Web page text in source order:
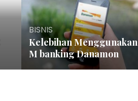
BISNIS
Kelebihan Menggunakan
M banking Danamon